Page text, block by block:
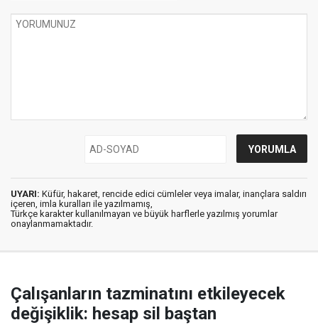
UYARI: Küfür, hakaret, rencide edici cümleler veya imalar, inançlara saldırı
içeren, imla kuralları ile yazılmamış,
Türkçe karakter kullanılmayan ve büyük harflerle yazılmış yorumlar
onaylanmamaktadır.
Çalışanların tazminatını etkileyecek
değişiklik: hesap sil baştan